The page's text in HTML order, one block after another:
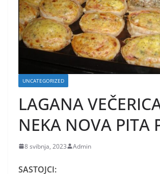
UNCATEGORIZED
LAGANA
NEKA NOVA PITA
8 svibnja, 2023 Admin
SASTOJCI: